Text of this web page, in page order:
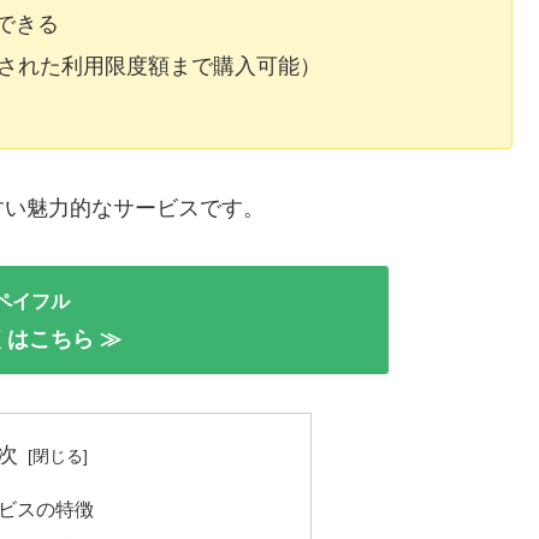
きる
れた利用限度額まで購入可能）
魅力的なサービスです。
イフル
はこちら ≫
スの特徴